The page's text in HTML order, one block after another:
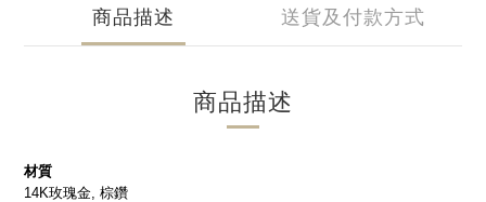
商品描述 送貨及付款方式
商品描述
材質
14K玫瑰金, 棕鑽